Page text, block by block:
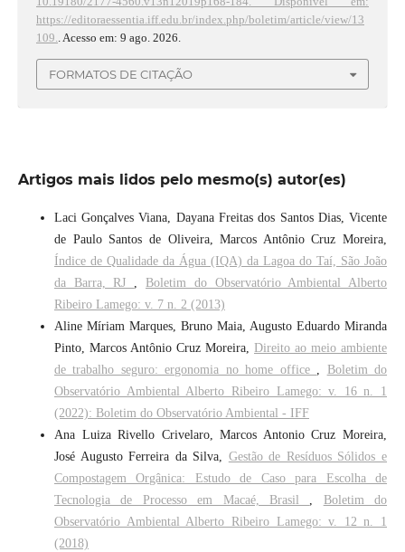
https://editoraessentia.iff.edu.br/index.php/boletim/article/view/13
109.
. Acesso em: 9 ago. 2026.
FORMATOS DE CITAÇÃO
Artigos mais lidos pelo mesmo(s) autor(es)
Laci Gonçalves Viana, Dayana Freitas dos Santos Dias, Vicente
de Paulo Santos de Oliveira, Marcos Antônio Cruz Moreira,
Índice de Qualidade da Água (IQA) da Lagoa do Taí, São João
da Barra, RJ , Boletim do Observatório Ambiental Alberto
Ribeiro Lamego: v. 7 n. 2 (2013)
Aline Míriam Marques, Bruno Maia, Augusto Eduardo Miranda
Pinto, Marcos Antônio Cruz Moreira, Direito ao meio ambiente
de trabalho seguro: ergonomia no home office , Boletim do
Observatório Ambiental Alberto Ribeiro Lamego: v. 16 n. 1
(2022): Boletim do Observatório Ambiental - IFF
Ana Luiza Rivello Crivelaro, Marcos Antonio Cruz Moreira,
José Augusto Ferreira da Silva, Gestão de Resíduos Sólidos e
Compostagem Orgânica: Estudo de Caso para Escolha de
Tecnologia de Processo em Macaé, Brasil , Boletim do
Observatório Ambiental Alberto Ribeiro Lamego: v. 12 n. 1
(2018)